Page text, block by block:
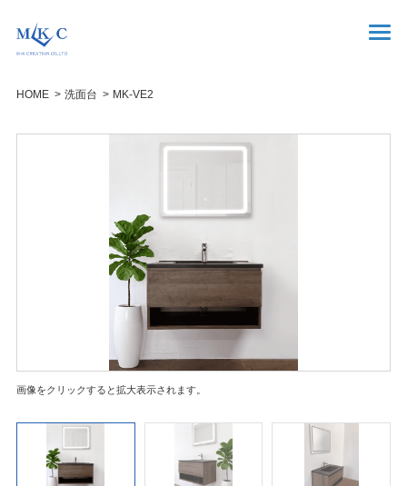
HOME 洗面台 MK-VE2
画像をクリックすると拡大表示されます。